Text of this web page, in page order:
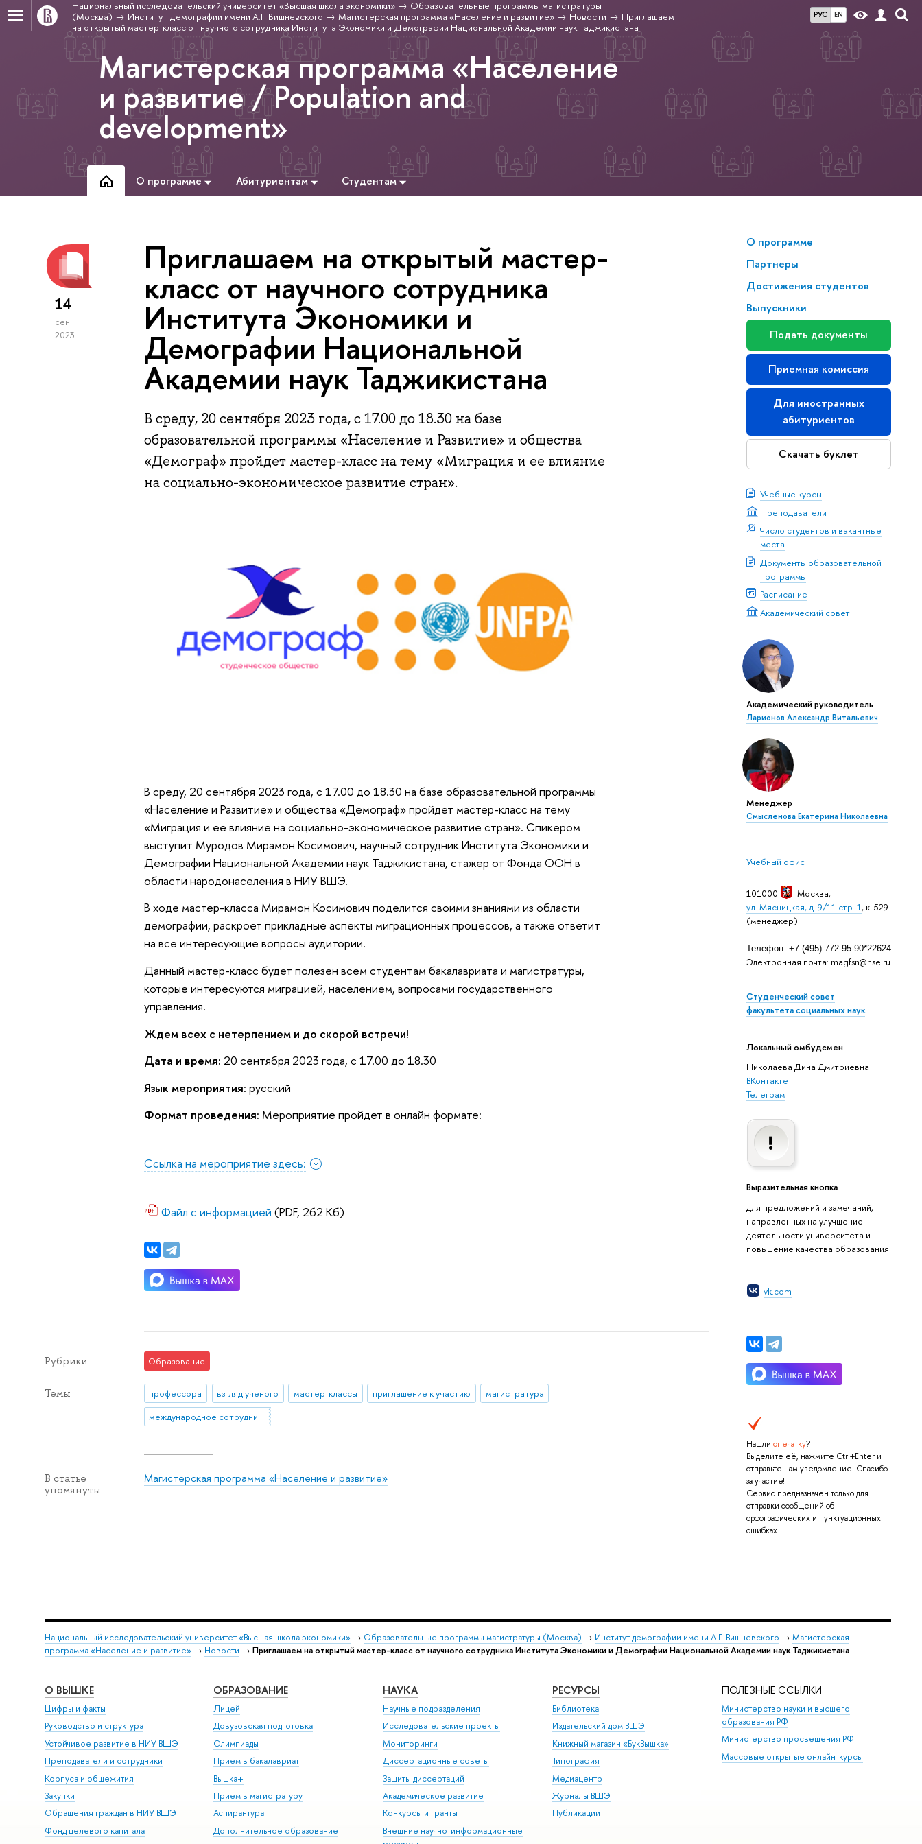
РУС EN
Национальный исследовательский университет «Высшая школа экономики»
Образовательные программы магистратуры
(Москва)
Институт демографии имени А.Г. Вишневского Магистерская программа «Население и развитие» Новости
Приглашаем
на открытый мастер-класс от научного сотрудника Института Экономики и Демографии Национальной Академии наук Таджикистана
Магистерская программа «Население
и развитие / Population and
development»
О программе Абитуриентам Студентам
О программе
Партнеры
Достижения студентов
Выпускники
Подать документы
Приемная комиссия
Для иностранных
абитуриентов
Скачать буклет
Учебные курсы
Преподаватели
Число студентов и вакантные
места
Документы образовательной
программы
Расписание
Академический совет
Академический руководитель
Ларионов Александр Витальевич
Менеджер
Смысленова Екатерина Николаевна
Учебный офис
101000 Москва,
ул. Мясницкая, д. 9/11 стр. 1 , к. 529
(менеджер)
Телефон: +7 (495) 772-95-90*22624
Электронная почта: magfsn@hse.ru
Студенческий совет
факультета социальных наук
Локальный омбудсмен
Николаева Дина Дмитриевна
ВКонтакте
Телеграм
Выразительная кнопка
для предложений и замечаний,
направленных на улучшение
деятельности университета и
повышение качества образования
vk.com
Нашли опечатку?
Выделите её, нажмите Ctrl+Enter и
отправьте нам уведомление. Спасибо
за участие!
Сервис предназначен только для
отправки сообщений об
орфографических и пунктуационных
ошибках.
14
сен
2023
Приглашаем на открытый мастер-
класс от научного сотрудника
Института Экономики и
Демографии Национальной
Академии наук Таджикистана
В среду, 20 сентября 2023 года, с 17.00 до 18.30 на базе
образовательной программы «Население и Развитие» и общества
«Демограф» пройдет мастер-класс на тему «Миграция и ее влияние
на социально-экономическое развитие стран».
В среду, 20 сентября 2023 года, с 17.00 до 18.30 на базе образовательной программы
«Население и Развитие» и общества «Демограф» пройдет мастер-класс на тему
«Миграция и ее влияние на социально-экономическое развитие стран». Спикером
выступит Муродов Мирамон Косимович, научный сотрудник Института Экономики и
Демографии Национальной Академии наук Таджикистана, стажер от Фонда ООН в
области народонаселения в НИУ ВШЭ.
В ходе мастер-класса Мирамон Косимович поделится своими знаниями из области
демографии, раскроет прикладные аспекты миграционных процессов, а также ответит
на все интересующие вопросы аудитории.
Данный мастер-класс будет полезен всем студентам бакалавриата и магистратуры,
которые интересуются миграцией, населением, вопросами государственного
управления.
Ждем всех с нетерпением и до скорой встречи!
Дата и время: 20 сентября 2023 года, с 17.00 до 18.30
Язык мероприятия: русский
Формат проведения: Мероприятие пройдет в онлайн формате:
Ссылка на мероприятие здесь:
Файл с информацией (PDF, 262 Кб)
Рубрики Образование
Темы профессора взгляд ученого мастер-классы приглашение к участию
магистратура
международное сотрудничество
В статье
упомянуты
Магистерская программа «Население и развитие»
Национальный исследовательский университет «Высшая школа экономики» → Образовательные программы магистратуры (Москва) → Институт демографии имени А.Г. Вишневского → Магистерская
программа «Население и развитие» → Новости → Приглашаем на открытый мастер-класс от научного сотрудника Института Экономики и Демографии Национальной Академии наук Таджикистана
О ВЫШКЕ
Цифры и факты
Руководство и структура
Устойчивое развитие в НИУ ВШЭ
Преподаватели и сотрудники
Корпуса и общежития
Закупки
Обращения граждан в НИУ ВШЭ
Фонд целевого капитала
ОБРАЗОВАНИЕ
Лицей
Довузовская подготовка
Олимпиады
Прием в бакалавриат
Вышка+
Прием в магистратуру
Аспирантура
Дополнительное образование
НАУКА
Научные подразделения
Исследовательские проекты
Мониторинги
Диссертационные советы
Защиты диссертаций
Академическое развитие
Конкурсы и гранты
Внешние научно-информационные
РЕСУРСЫ
Библиотека
Издательский дом ВШЭ
Книжный магазин «БукВышка»
Типография
Медиацентр
Журналы ВШЭ
Публикации
ПОЛЕЗНЫЕ ССЫЛКИ
Министерство науки и высшего
образования РФ
Министерство просвещения РФ
Массовые открытые онлайн-курсы